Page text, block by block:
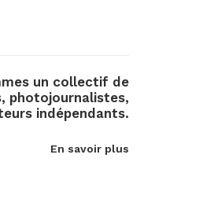
un collectif de
photojournalistes,
indépendants.
En savoir plus